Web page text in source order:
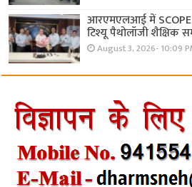
आरएमएलआई में SCOPE
टिश्यू पैथोलॉजी
August 3, 2026- 10:09